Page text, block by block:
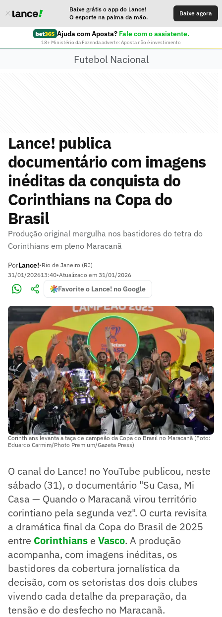
Baixe grátis o app do Lance!
O esporte na palma da mão.
Baixe agora
Ajuda com Aposta? Fale com o assistente.
18+ Ministério da Fazenda adverte: Aposta não é investimento
Futebol Nacional
Lance! publica
documentário com imagens
inéditas da conquista do
Corinthians na Copa do
Brasil
Produção original mergulha nos bastidores do tetra do
Corinthians em pleno Maracanã
PorLance!•Rio de Janeiro (RJ)
31/01/202613:40•Atualizado em 31/01/2026
Favorite o Lance! no Google
Corinthians levanta a taça de campeão da Copa do Brasil no Maracanã (Foto:
Eduardo Carmim/Photo Premium/Gazeta Press)
O canal do Lance! no YouTube publicou, neste
sábado (31), o documentário "Su Casa, Mi
Casa — Quando o Maracanã virou território
corintiano pela segunda vez". O curta revisita
a dramática final da Copa do Brasil de 2025
entre Corinthians e Vasco. A produção
acompanha, com imagens inéditas, os
bastidores da cobertura jornalística da
decisão, com os setoristas dos dois clubes
vivendo cada detalhe da preparação, da
tensão e do desfecho no Maracanã.